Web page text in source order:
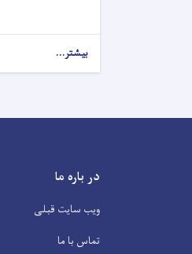
بیشتر...
در باره ما
ویب سایت قبلی
تماس با ما